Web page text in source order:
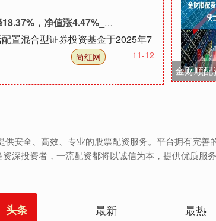
涨4.47%_基金_业绩_预期
置混合型证券投资基金于2025年7
11-12
尚红网
安全、高效、专业的股票配资服务。平台拥有完
深投资者，一流配资都将以诚信为本，提供优质服
头条 最新 最热